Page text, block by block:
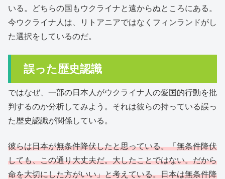
いる。どちらの国もウクライナと遠からぬところにある。
今ウクライナ人は、リトアニアではなくフィンランドがし
た選択をしているのだ。
誤った歴史認識
ではなぜ、一部の日本人がウクライナ人の愛国的行動を批
判するのか分析してみよう。それは彼らの持っている誤っ
た歴史認識が関係している。
彼らは日本が無条件降伏したと思っている。「無条件降伏
しても、この通り大丈夫だ。大したことではない。だから
命を大切にした方がいい」と考えている。日本は無条件降